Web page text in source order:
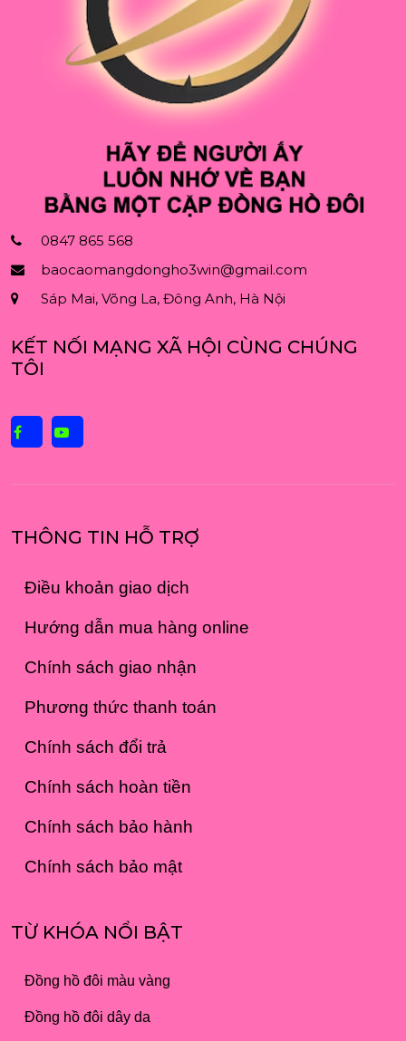
0847 865 568
baocaomangdongho3win@gmail.com
Sáp Mai, Võng La, Đông Anh, Hà Nội
KẾT NỐI MẠNG XÃ HỘI CÙNG CHÚNG
TÔI
THÔNG TIN HỖ TRỢ
Điều khoản giao dịch
Hướng dẫn mua hàng online
Chính sách giao nhận
Phương thức thanh toán
Chính sách đổi trả
Chính sách hoàn tiền
Chính sách bảo hành
Chính sách bảo mật
TỪ KHÓA NỔI BẬT
Đồng hồ đôi màu vàng
Đồng hồ đôi dây da